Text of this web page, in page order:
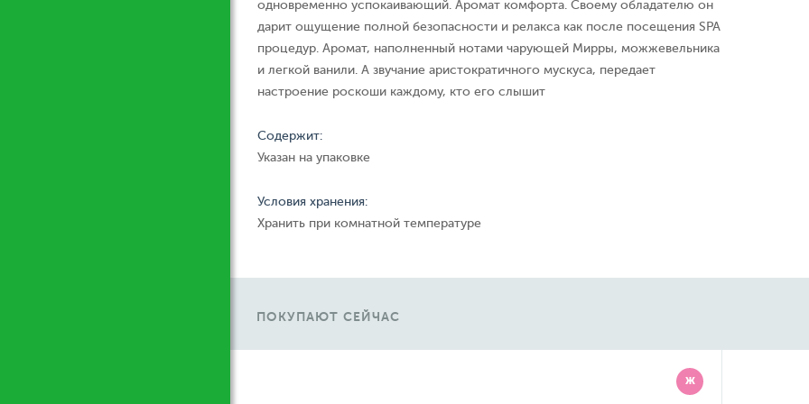
одновременно успокаивающий. Аромат комфорта. Своему обладателю он
дарит ощущение полной безопасности и релакса как после посещения SPA
процедур. Аромат, наполненный нотами чарующей Мирры, можжевельника
и легкой ванили. А звучание аристократичного мускуса, передает
настроение роскоши каждому, кто его слышит
Содержит:
Указан на упаковке
Условия хранения:
Хранить при комнатной температуре
ПОКУПАЮТ СЕЙЧАС
Ж